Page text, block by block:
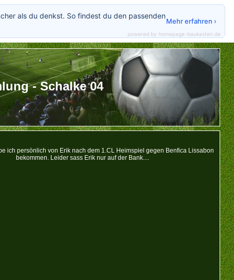
- Schalke 04
ich persönlich von Erik nach dem 1.CL Heimspiel gegen Benfica Lissabon
bekommen. Leider sass Erik nur auf der Bank....
als du denkst. So findest du den passenden
Mehr erfahren ›
powered by homepage-baukasten.de